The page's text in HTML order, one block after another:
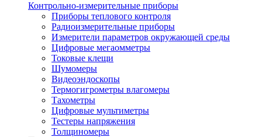
Контрольно-измерительные приборы
Приборы теплового контроля
Радиоизмерительные приборы
Измерители параметров окружающей среды
Цифровые мегаомметры
Токовые клещи
Шумомеры
Видеоэндоскопы
Термогигрометры влагомеры
Тахометры
Цифровые мультиметры
Тестеры напряжения
Толщиномеры